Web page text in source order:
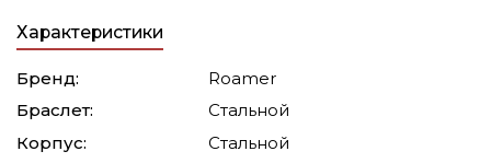
Характеристики
Бренд:
Roamer
Браслет:
Стальной
Корпус:
Стальной